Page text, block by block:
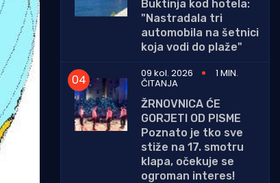
Buktinja kod hotela:
"Nastradala tri
automobila na šetnici
koja vodi do plaže"
09 kol. 2026
1 MIN.
ČITANJA
ŽRNOVNICA ĆE
GORJETI OD PISME
Poznato je tko sve
stiže na 17. smotru
klapa, očekuje se
ogroman interes!